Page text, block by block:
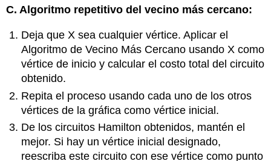
C. Algoritmo repetitivo del vecino más cercano:
Deja que X sea cualquier vértice. Aplicar el
Algoritmo de Vecino Más Cercano usando X como
vértice de inicio y calcular el costo total del circuito
obtenido.
Repita el proceso usando cada uno de los otros
vértices de la gráfica como vértice inicial.
De los circuitos Hamilton obtenidos, mantén el
mejor. Si hay un vértice inicial designado,
reescriba este circuito con ese vértice como punto